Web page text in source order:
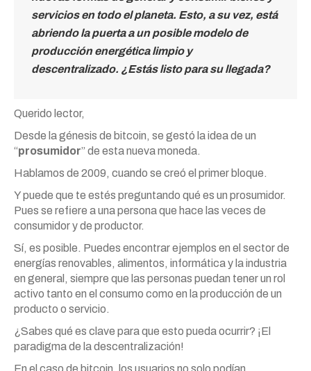
servicios en todo el planeta. Esto, a su vez, está
abriendo la puerta a un posible modelo de
producción energética limpio y
descentralizado. ¿Estás listo para su llegada?
Querido lector,
Desde la génesis de bitcoin, se gestó la idea de un
“prosumidor” de esta nueva moneda.
Hablamos de 2009, cuando se creó el primer bloque.
Y puede que te estés preguntando qué es un prosumidor.
Pues se refiere a una persona que hace las veces de
consumidor y de productor.
Sí, es posible. Puedes encontrar ejemplos en el sector de
energías renovables, alimentos, informática y la industria
en general, siempre que las personas puedan tener un rol
activo tanto en el consumo como en la producción de un
producto o servicio.
¿Sabes qué es clave para que esto pueda ocurrir? ¡El
paradigma de la descentralización!
En el caso de bitcoin, los usuarios no solo podían